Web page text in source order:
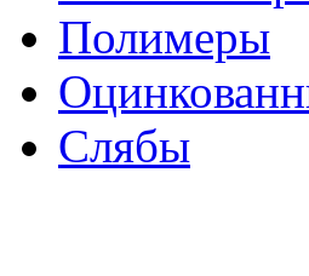
Полимеры
Слябы